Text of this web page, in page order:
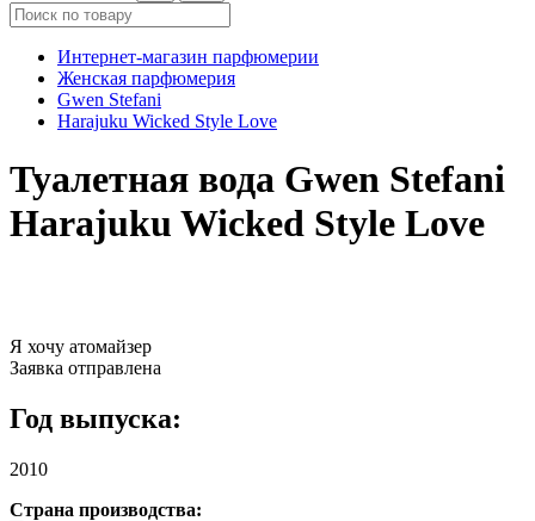
Интернет-магазин парфюмерии
Женская парфюмерия
Gwen Stefani
Harajuku Wicked Style Love
Туалетная вода Gwen Stefani
Harajuku Wicked Style Love
Я хочу атомайзер
Заявка отправлена
Год выпуска:
2010
Страна производства: